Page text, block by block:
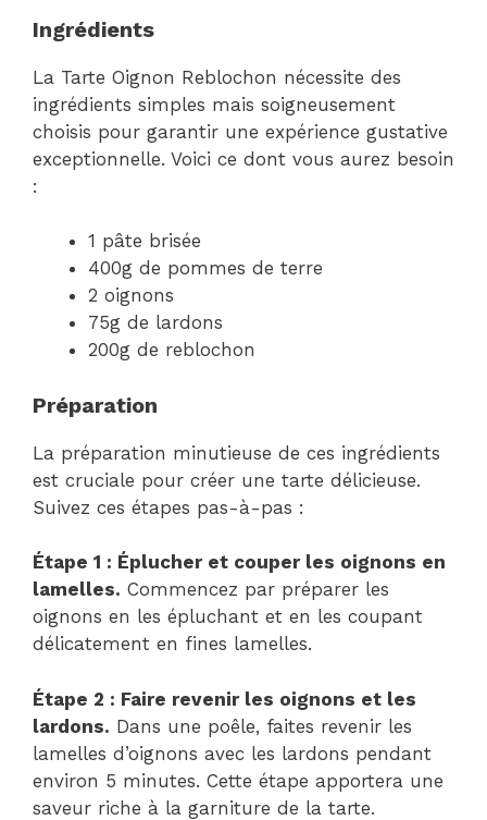
Ingrédients
La Tarte Oignon Reblochon nécessite des
ingrédients simples mais soigneusement
choisis pour garantir une expérience gustative
exceptionnelle. Voici ce dont vous aurez besoin
:
1 pâte brisée
400g de pommes de terre
2 oignons
75g de lardons
200g de reblochon
Préparation
La préparation minutieuse de ces ingrédients
est cruciale pour créer une tarte délicieuse.
Suivez ces étapes pas-à-pas :
Étape 1 : Éplucher et couper les oignons en
lamelles. Commencez par préparer les
oignons en les épluchant et en les coupant
délicatement en fines lamelles.
Étape 2 : Faire revenir les oignons et les
lardons. Dans une poêle, faites revenir les
lamelles d’oignons avec les lardons pendant
environ 5 minutes. Cette étape apportera une
saveur riche à la garniture de la tarte.